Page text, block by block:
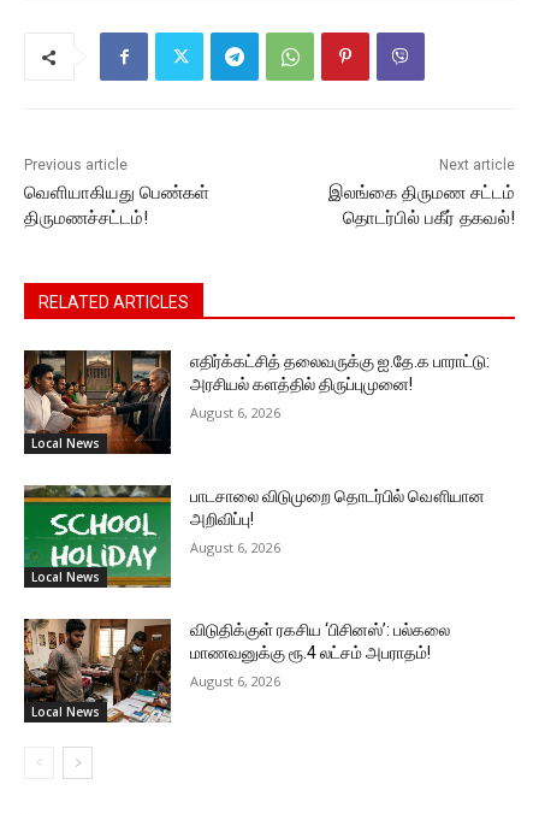
p
p
n
g k
Previous article
வெளியாகியது பெண்கள்
திருமணச்சட்டம்!
Next article
இலங்கை திருமண சட்டம்
தொடர்பில் பகீர் தகவல்!
RELATED ARTICLES
Local News
எதிர்க்கட்சித் தலைவருக்கு ஐ.தே.க பாராட்டு:
அரசியல் களத்தில் திருப்புமுனை!
August 6, 2026
Local News
பாடசாலை விடுமுறை தொடர்பில் வௌியான
அறிவிப்பு!
August 6, 2026
Local News
விடுதிக்குள் ரகசிய ‘பிசினஸ்’: பல்கலை
மாணவனுக்கு ரூ.4 லட்சம் அபராதம்!
August 6, 2026